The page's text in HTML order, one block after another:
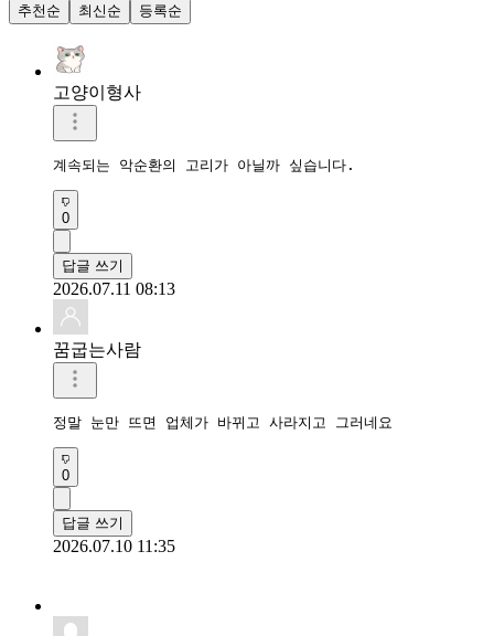
추천순
최신순 등록순
고양이형사
계속되는 악순환의 고리가 아닐까 싶습니다.
0
답글 쓰기
2026.07.11 08:13
꿈굽는사람
정말 눈만 뜨면 업체가 바뀌고 사라지고 그러네요
0
답글 쓰기
2026.07.10 11:35